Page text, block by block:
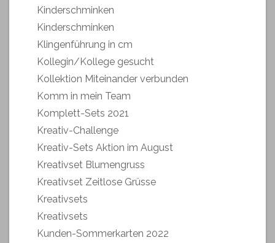
Kinderschminken
Kinderschminken
Klingenführung in cm
Kollegin/Kollege gesucht
Kollektion Miteinander verbunden
Komm in mein Team
Komplett-Sets 2021
Kreativ-Challenge
Kreativ-Sets Aktion im August
Kreativset Blumengruss
Kreativset Zeitlose Grüsse
Kreativsets
Kreativsets
Kunden-Sommerkarten 2022